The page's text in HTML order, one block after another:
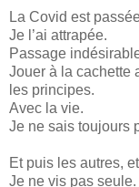
La Covid est
Je l’ai attrapée.
Passage
Jouer à la cachette
les principes.
Avec la vie.
Je ne sais toujours
Et puis les autres,
Je ne vis pas seule.